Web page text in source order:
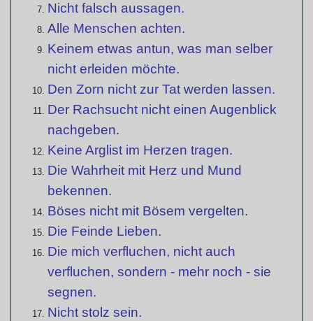
Nicht falsch aussagen.
Alle Menschen achten.
Keinem etwas antun, was man selber
nicht erleiden möchte.
Den Zorn nicht zur Tat werden lassen.
Der Rachsucht nicht einen Augenblick
nachgeben.
Keine Arglist im Herzen tragen.
Die Wahrheit mit Herz und Mund
bekennen.
Böses nicht mit Bösem vergelten.
Die Feinde Lieben.
Die mich verfluchen, nicht auch
verfluchen, sondern - mehr noch - sie
segnen.
Nicht stolz sein.